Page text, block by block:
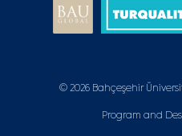
© 2026 Bahçeşehir
Program and